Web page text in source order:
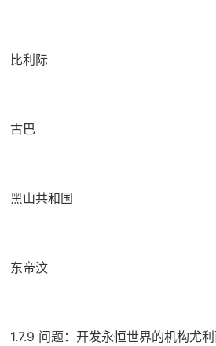
比利际
古巴
黑山共和国
东帝汶
1.7.9 问题：开发永恒世界的机构尤